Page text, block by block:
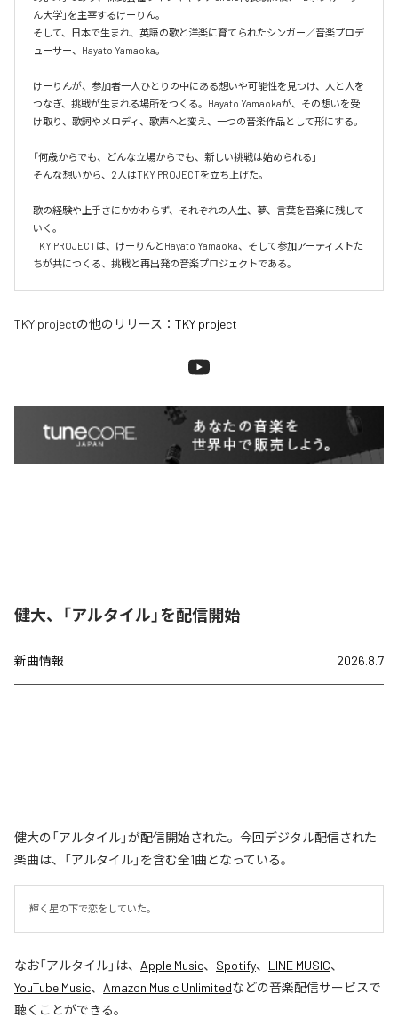
ん大学」を主宰するけーりん。
そして、日本で生まれ、英語の歌と洋楽に育てられたシンガー／音楽プロデ
ューサー、Hayato Yamaoka。
けーりんが、参加者一人ひとりの中にある想いや可能性を見つけ、人と人を
つなぎ、挑戦が生まれる場所をつくる。Hayato Yamaokaが、その想いを受
け取り、歌詞やメロディ、歌声へと変え、一つの音楽作品として形にする。
「何歳からでも、どんな立場からでも、新しい挑戦は始められる」
そんな想いから、2人はTKY PROJECTを立ち上げた。
歌の経験や上手さにかかわらず、それぞれの人生、夢、言葉を音楽に残して
いく。
TKY PROJECTは、けーりんとHayato Yamaoka、そして参加アーティストた
ちが共につくる、挑戦と再出発の音楽プロジェクトである。
TKY projectの他のリリース： TKY project
健大、「アルタイル」を配信開始
新曲情報 2026.8.7
健大の「アルタイル」が配信開始された。今回デジタル配信された
楽曲は、「アルタイル」を含む全1曲となっている。
輝く星の下で恋をしていた。
なお「アルタイル」は、 Apple Music、 Spotify、 LINE MUSIC、
YouTube Music、 Amazon Music Unlimitedなどの音楽配信サービスで
聴くことができる。